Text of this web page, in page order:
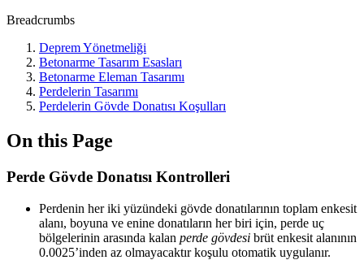
Breadcrumbs
Deprem Yönetmeliği
Betonarme Tasarım Esasları
Betonarme Eleman Tasarımı
Perdelerin Tasarımı
Perdelerin Gövde Donatısı Koşulları
On this Page
Perde Gövde Donatısı Kontrolleri
Perdenin her iki yüzündeki gövde donatılarının toplam enkesit
alanı, boyuna ve enine donatıların her biri için, perde uç
bölgelerinin arasında kalan perde gövdesi brüt enkesit alanının
0.0025’inden az olmayacaktır koşulu otomatik uygulanır.